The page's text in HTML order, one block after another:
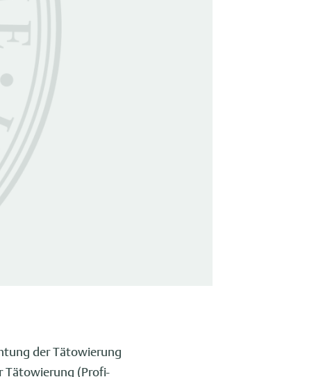
der Tätowierung
Tätowierung (Profi-